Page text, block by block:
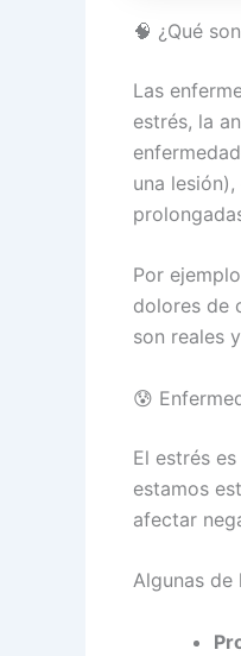
🧠 ¿Qué
Las
estrés, la
una
Por
dolores de
son reales
😰
El estrés
estamos
afectar
Algunas de